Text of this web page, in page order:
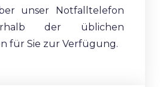
unser Notfalltelefon
der üblichen
für Sie zur Verfügung.